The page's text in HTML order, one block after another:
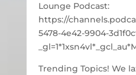
Lounge Podcast:
https://
5478-4e42-9904-
Trending Topics! We